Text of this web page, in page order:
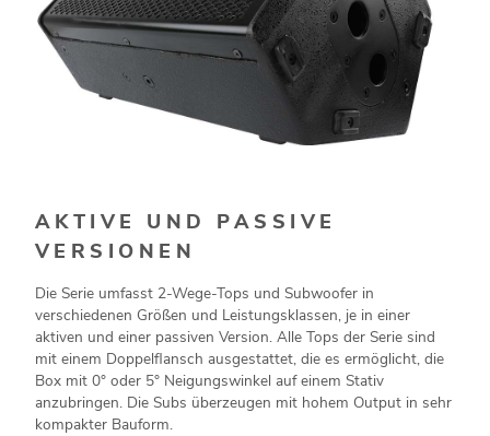
AKTIVE UND PASSIVE
VERSIONEN
Die Serie umfasst 2-Wege-Tops und Subwoofer in
verschiedenen Größen und Leistungsklassen, je in einer
aktiven und einer passiven Version. Alle Tops der Serie sind
mit einem Doppelflansch ausgestattet, die es ermöglicht, die
Box mit 0° oder 5° Neigungswinkel auf einem Stativ
anzubringen. Die Subs überzeugen mit hohem Output in sehr
kompakter Bauform.